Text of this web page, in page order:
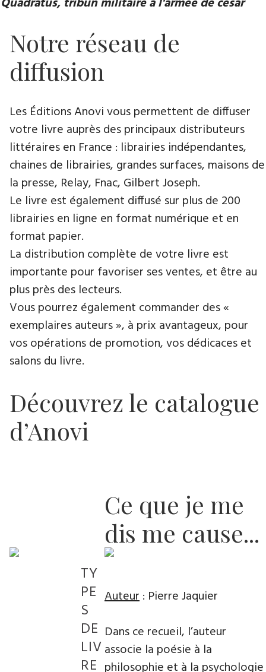
Notre réseau de
diffusion
Les Éditions Anovi vous permettent de diffuser
votre livre auprès des principaux distributeurs
littéraires en France : librairies indépendantes,
chaines de librairies, grandes surfaces, maisons de
la presse, Relay, Fnac, Gilbert Joseph.
Le livre est également diffusé sur plus de 200
librairies en ligne en format numérique et en
format papier.
La distribution complète de votre livre est
importante pour favoriser ses ventes, et être au
plus près des lecteurs.
Vous pourrez également commander des «
exemplaires auteurs », à prix avantageux, pour
vos opérations de promotion, vos dédicaces et
salons du livre.
Découvrez le catalogue
d’Anovi
Ce que je me
dis me cause...
Auteur: Pierre Jaquier
Dans ce recueil, l’auteur
associe la poésie à la
philosophie et à la psychologie
TY
PE
S
DE
LIV
RE